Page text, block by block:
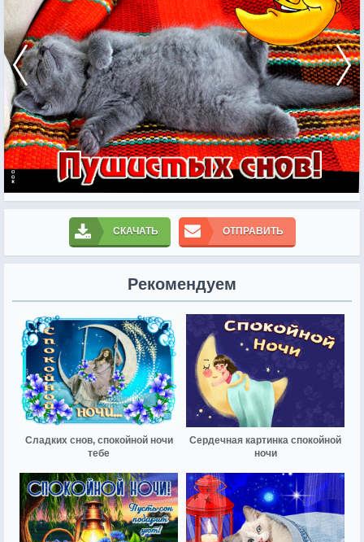
СКАЧАТЬ ОТПРАВИТЬ
Рекомендуем
Сладких снов, спокойной ночи
тебе
Сердечная картинка спокойной
ночи